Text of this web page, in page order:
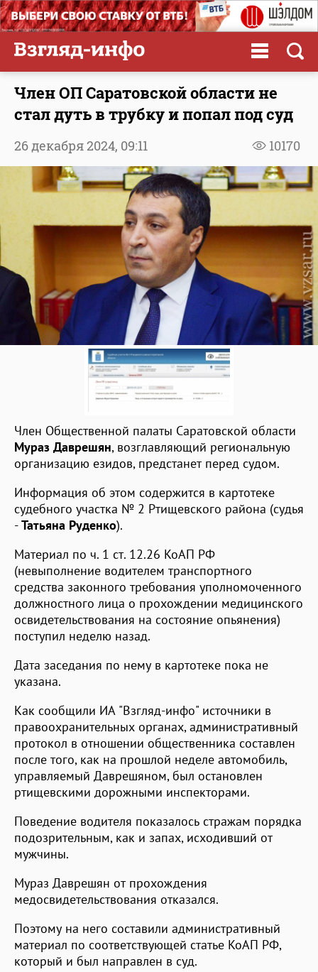
Член ОП Саратовской области не
стал дуть в трубку и попал под суд
10170
26 декабря 2024, 09:11
Член Общественной палаты Саратовской области
Мураз Даврешян, возглавляющий региональную
организацию езидов, предстанет перед судом.
Информация об этом содержится в картотеке
судебного участка № 2 Ртищевского района (судья
-Татьяна Руденко).
Материал по ч. 1 ст. 12.26 КоАП РФ
(невыполнение водителем транспортного
средства законного требования уполномоченного
должностного лица о прохождении медицинского
освидетельствования на состояние опьянения)
поступил неделю назад.
Дата заседания по нему в картотеке пока не
указана.
Как сообщили ИА "Взгляд-инфо" источники в
правоохранительных органах, административный
протокол в отношении общественника составлен
после того, как на прошлой неделе автомобиль,
управляемый Даврешяном, был остановлен
ртищевскими дорожными инспекторами.
Поведение водителя показалось стражам порядка
подозрительным, как и запах, исходивший от
мужчины.
Мураз Даврешян от прохождения
медосвидетельствования отказался.
Поэтому на него составили административный
материал по соответствующей статье КоАП РФ,
который и был направлен в суд.